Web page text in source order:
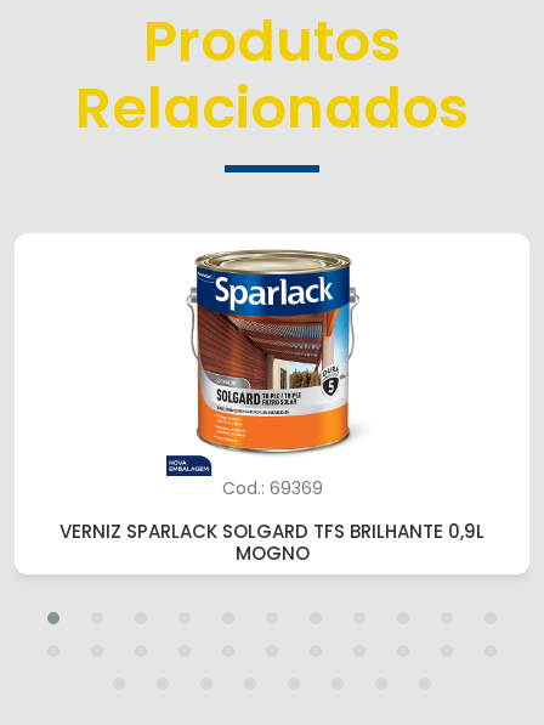
Produtos
Relacionados
Cod.: 69369
VERNIZ SPARLACK SOLGARD TFS BRILHANTE 0,9L
MOGNO